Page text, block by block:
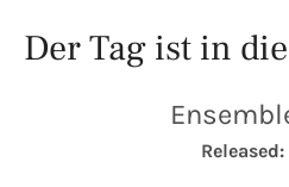
Der Tag ist in
RECORD DETAILS
Released: